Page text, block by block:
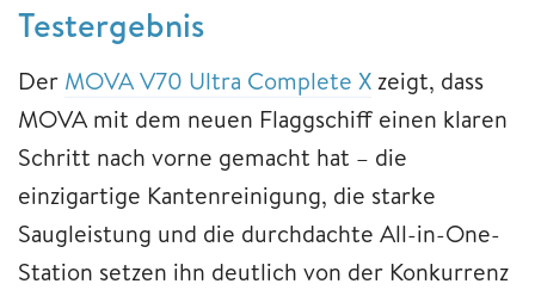
Testergebnis
Der MOVA V70 Ultra Complete Xzeigt, dass
MOVA mit dem neuen Flaggschiff einen klaren
Schritt nach vorne gemacht hat – die
einzigartige Kantenreinigung, die starke
Saugleistung und die durchdachte All-in-One-
Station setzen ihn deutlich von der Konkurrenz